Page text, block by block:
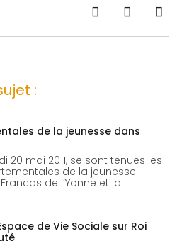
:
de la jeunesse dans
20 mai 2011, se sont tenues les
de la jeunesse.
de l’Yonne et la
de Vie Sociale sur Roi